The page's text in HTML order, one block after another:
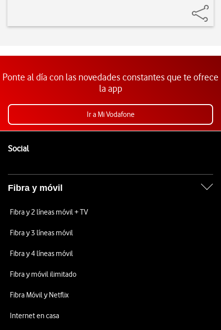
Ponte al día con las novedades constantes que te ofrece
la app
Ir a Mi Vodafone
SocialEnlaces a las redes sociales de Vodafone
Fibra y móvil
Fibra y 2 líneas móvil + TV
Fibra y 3 líneas móvil
Fibra y 4 líneas móvil
Fibra y móvil ilimitado
Fibra Móvil y Netflix
Internet en casa